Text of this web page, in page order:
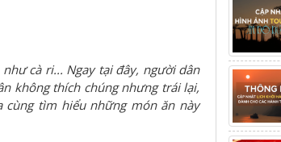
cà ri... Ngay tại đây, người dân
không thích chúng nhưng trái lại,
cùng tìm hiểu những món ăn này